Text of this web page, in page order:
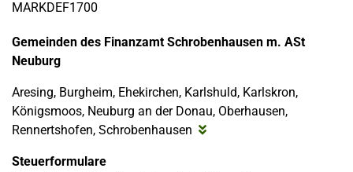
MARKDEF1700
Gemeinden des Finanzamt Schrobenhausen m. ASt
Neuburg
Aresing, Burgheim, Ehekirchen, Karlshuld, Karlskron,
Königsmoos, Neuburg an der Donau, Oberhausen,
Rennertshofen, Schrobenhausen
Steuerformulare